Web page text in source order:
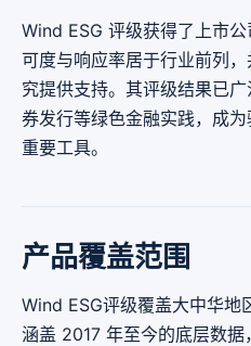
Wind ESG 评级获得了上市
可度与响应率居于行业前列
究提供支持。其评级结果已
券发行等绿色金融实践，成
重要工具。
产品覆盖范围
Wind ESG评级覆盖大中华地
涵盖 2017 年至今的底层数